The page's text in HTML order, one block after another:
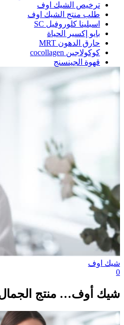
ترخيص الشيك اوف
طلب منتج الشيك اوف
اسبلينا كلوروفيل SC
بايو إكسير الحياة
حارق الدهون MRT
كوكولاجين cocollagen
قهوة الجينسنج
شيك اوف
0
شيك أوف… منتج